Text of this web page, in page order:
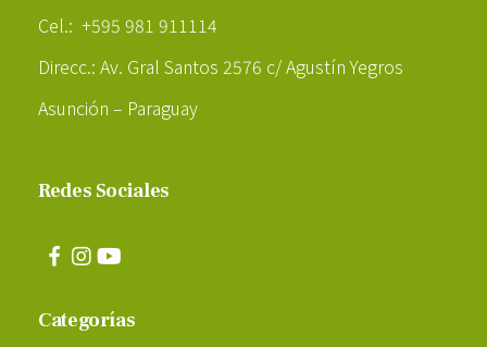
Cel.: +595 981 911114
Direcc.: Av. Gral Santos 2576 c/ Agustín Yegros
Asunción – Paraguay
Redes Sociales
Categorías